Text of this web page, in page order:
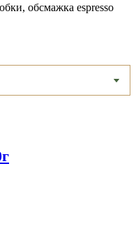
обсмажка espresso